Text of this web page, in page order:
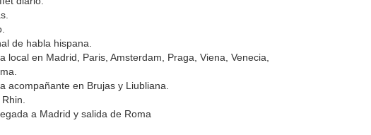
de habla hispana.
local en Madrid, Paris, Amsterdam, Praga, Viena, Venecia,
acompañante en Brujas y Liubliana.
a Madrid y salida de Roma